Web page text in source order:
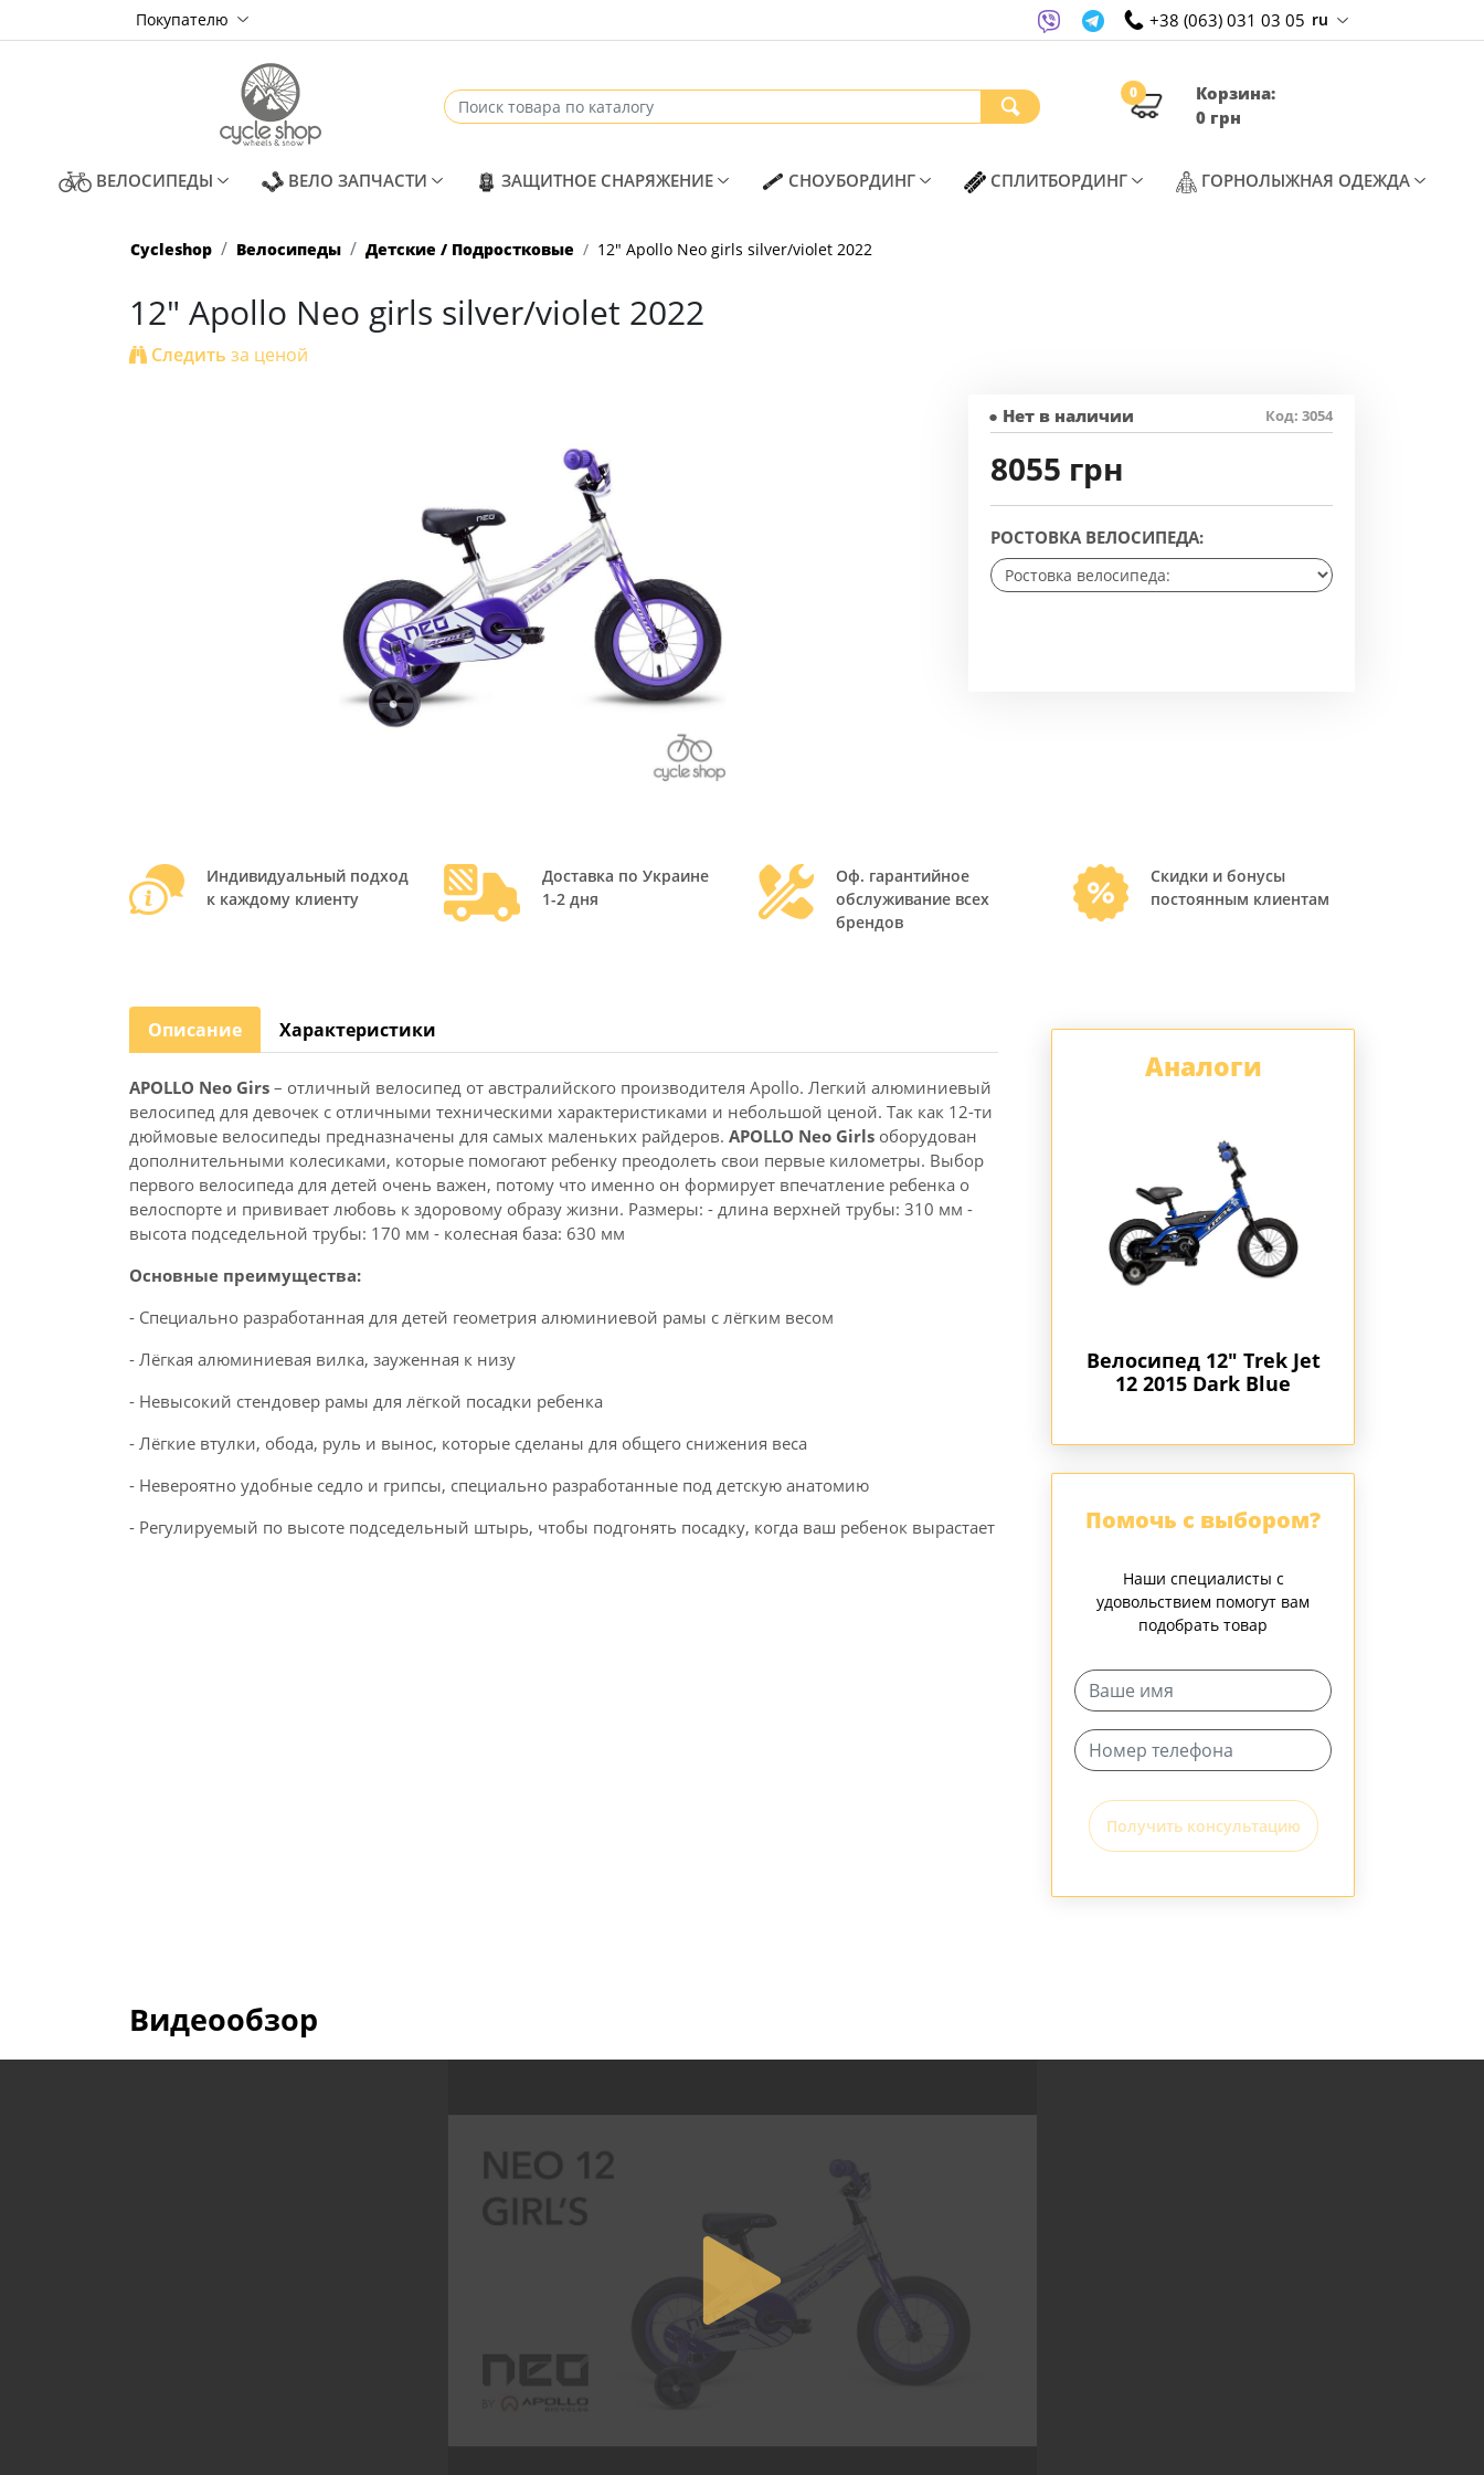
Покупателю +38 (063) 031 03 05 ru
0
Корзина:
0 грн
ВЕЛОСИПЕДЫ(CURRENT)ВЕЛО ЗАПЧАСТИ(CURRENT)ЗАЩИТНОЕ СНАРЯЖЕНИЕ(CURRENT)СНОУБОРДИНГ(CURRENT)СПЛИТБОРДИНГ(CURRENT)ГОРНОЛЫЖНАЯ ОДЕЖДА
Cycleshop Велосипеды Детские / Подростковые 12" Apollo Neo girls silver/violet 2022
12" Apollo Neo girls silver/violet 2022
Следить за ценой
● Нет в наличии Код: 3054
8055 грн
РОСТОВКА ВЕЛОСИПЕДА:
Индивидуальный подход
к каждому клиенту
Доставка по Украине
1-2 дня
Оф. гарантийное
обслуживание всех
брендов
Скидки и бонусы
постоянным клиентам
Описание Характеристики
APOLLO Neo Girs – отличный велосипед от австралийского производителя Apollo. Легкий алюминиевый
велосипед для девочек с отличными техническими характеристиками и небольшой ценой. Так как 12-ти
дюймовые велосипеды предназначены для самых маленьких райдеров. APOLLO Neo Girls оборудован
дополнительными колесиками, которые помогают ребенку преодолеть свои первые километры. Выбор
первого велосипеда для детей очень важен, потому что именно он формирует впечатление ребенка о
велоспорте и прививает любовь к здоровому образу жизни. Размеры: - длина верхней трубы: 310 мм -
высота подседельной трубы: 170 мм - колесная база: 630 мм
Основные преимущества:
- Специально разработанная для детей геометрия алюминиевой рамы с лёгким весом
- Лёгкая алюминиевая вилка, зауженная к низу
- Невысокий стендовер рамы для лёгкой посадки ребенка
- Лёгкие втулки, обода, руль и вынос, которые сделаны для общего снижения веса
- Невероятно удобные седло и грипсы, специально разработанные под детскую анатомию
- Регулируемый по высоте подседельный штырь, чтобы подгонять посадку, когда ваш ребенок вырастает
Аналоги
Велосипед 12" Trek Jet
12 2015 Dark Blue
Помочь с выбором?
Наши специалисты с
удовольствием помогут вам
подобрать товар
Получить консультацию
Видеообзор